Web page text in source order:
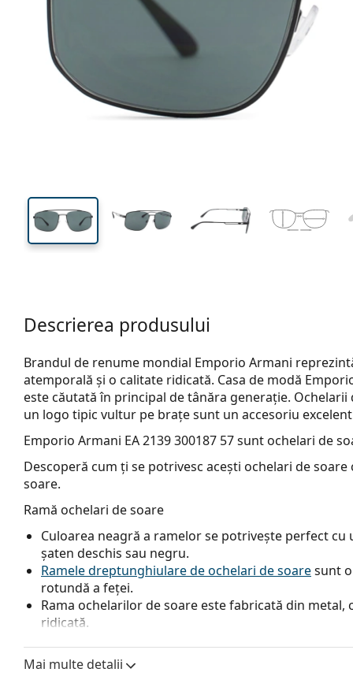
Înălțime lentilă Lățimea lentilei
Lățimea
Descrierea produsului
Brandul de renume mondial Emporio Armani
atemporală și o calitate ridicată. Casa de modă
este căutată în principal de tânăra generație.
un logo tipic vultur pe brațe sunt un accesoriu
Emporio Armani EA 2139 300187 57sunt ochelari de
Descoperă cum ți se potrivesc acești ochelari de
soare.
Ramă ochelari de soare
Culoarea neagră a ramelor se potrivește perfect
șaten deschis sau negru.
Ramele dreptunghiulare de ochelari de soaresunt
rotundă a feței.
Rama ochelarilor de soare este fabricată din
ridicată.
un confort sporit. Reglarea plăcuțelor pentru nas
Mai multe detalii